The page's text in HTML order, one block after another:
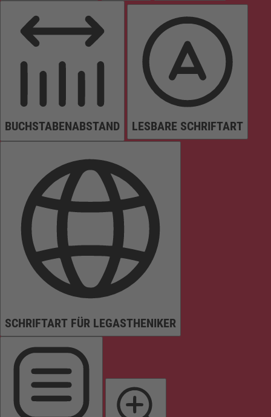
BUCHSTABENABSTAND LESBARE SCHRIFTART
SCHRIFTART FÜR LEGASTHENIKER